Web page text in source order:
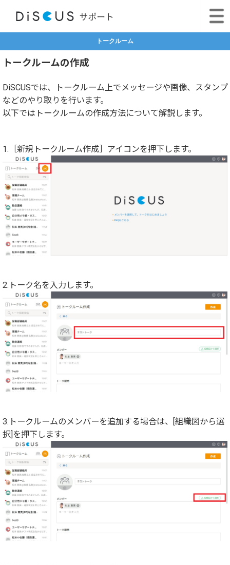
トークルーム
トークルームの作成
DiSCUSでは、トークルーム上でメッセージや画像、スタンプ
などのやり取りを行います。
以下ではトークルームの作成方法について解説します。
1.［新規トークルーム作成］アイコンを押下します。
2.トーク名を入力します。
3.トークルームのメンバーを追加する場合は、[組織図から選
択]を押下します。